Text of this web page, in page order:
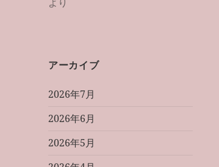
アーカイブ
2026年7月
2026年6月
2026年5月